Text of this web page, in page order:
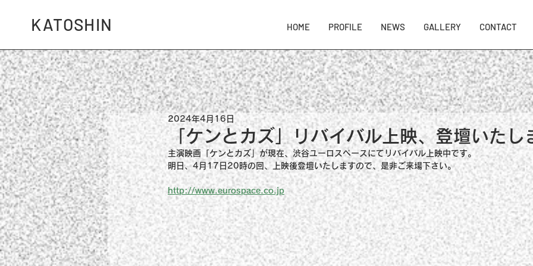
KATOSHIN HOME PROFILE NEWS GALLERY CONTACT
「ケンとカズ」リバイバル上映、登壇いたし
2024年4月16日
主演映画「ケンとカズ」が現在、渋谷ユーロスペースにてリバイバル上映中です。
明日、4月17日20時の回、上映後登壇いたしますので、是非ご来場下さい。
http://www.eurospace.co.jp